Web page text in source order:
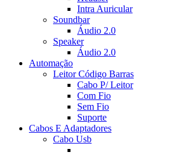
Intra Auricular
Soundbar
Áudio 2.0
Speaker
Áudio 2.0
Automação
Leitor Código Barras
Cabo P/ Leitor
Com Fio
Sem Fio
Suporte
Cabos E Adaptadores
Cabo Usb